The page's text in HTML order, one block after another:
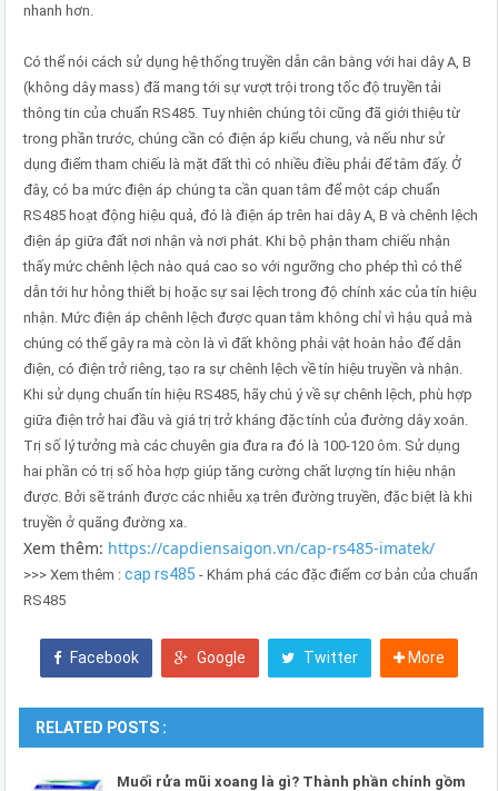
nhanh hơn.
Có thể nói cách sử dụng hệ thống truyền dẫn cân bằng với hai dây A, B
(không dây mass) đã mang tới sự vượt trội trong tốc độ truyền tải
thông tin của chuẩn RS485. Tuy nhiên chúng tôi cũng đã giới thiệu từ
trong phần trước, chúng cần có điện áp kiểu chung, và nếu như sử
dụng điểm tham chiếu là mặt đất thì có nhiều điều phải để tâm đấy. Ở
đây, có ba mức điện áp chúng ta cần quan tâm để một cáp chuẩn
RS485 hoạt động hiệu quả, đó là điện áp trên hai dây A, B và chênh lệch
điện áp giữa đất nơi nhận và nơi phát. Khi bộ phận tham chiếu nhận
thấy mức chênh lệch nào quá cao so với ngưỡng cho phép thì có thể
dẫn tới hư hỏng thiết bị hoặc sự sai lệch trong độ chính xác của tín hiệu
nhận. Mức điện áp chênh lệch được quan tâm không chỉ vì hậu quả mà
chúng có thể gây ra mà còn là vì đất không phải vật hoàn hảo để dẫn
điện, có điện trở riêng, tạo ra sự chênh lệch về tín hiệu truyền và nhận.
Khi sử dụng chuẩn tín hiệu RS485, hãy chú ý về sự chênh lệch, phù hợp
giữa điện trở hai đầu và giá trị trở kháng đặc tính của đường dây xoắn.
Trị số lý tưởng mà các chuyên gia đưa ra đó là 100-120 ôm. Sử dụng
hai phần có trị số hòa hợp giúp tăng cường chất lượng tín hiệu nhận
được. Bởi sẽ tránh được các nhiễu xạ trên đường truyền, đặc biệt là khi
truyền ở quãng đường xa.
Xem thêm: https://capdiensaigon.vn/cap-rs485-imatek/
>>> Xem thêm : cap rs485 - Khám phá các đặc điểm cơ bản của chuẩn
RS485
Facebook Google Twitter More
RELATED POSTS :
Muối rửa mũi xoang là gì? Thành phần chính gồm